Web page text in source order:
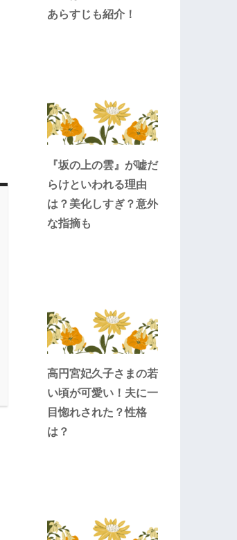
あらすじも紹介！
『坂の上の雲』が嘘だ
らけといわれる理由
は？美化しすぎ？意外
な指摘も
高円宮妃久子さまの若
い頃が可愛い！夫に一
目惚れされた？性格
は？